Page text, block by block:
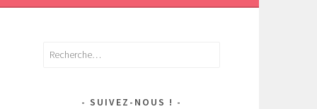
Rechercher :
SUIVEZ-NOUS !